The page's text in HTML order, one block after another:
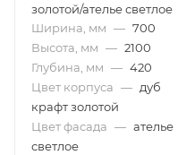
золотой/ателье светлое
Ширина, мм — 700
Высота, мм — 2100
Глубина, мм — 420
Цвет корпуса — дуб
крафт золотой
Цвет фасада — ателье
светлое